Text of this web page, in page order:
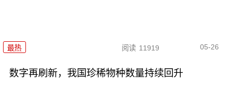
最热 阅读 11919 05-26
数字再刷新，我国珍稀物种数量持续回升